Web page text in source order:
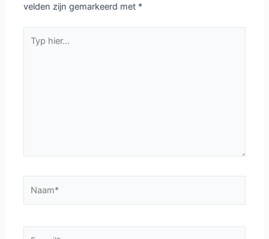
velden zijn gemarkeerd met *
hier...